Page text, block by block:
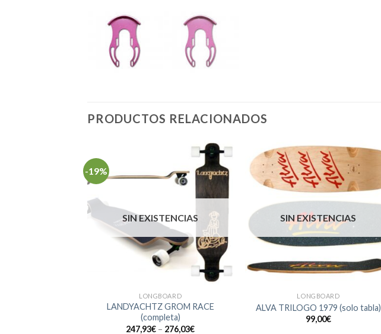
PRODUCTOS RELACIONADOS
-19%
SIN EXISTENCIAS
LONGBOARD
LANDYACHTZ GROM RACE
(completa)
247,93€ – 276,03€
SIN EXISTENCIAS
LONGBOARD
ALVA TRILOGO 1979 (solo tabla)
99,00€